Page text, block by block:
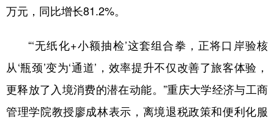
万元，同比增长81.2%。
“‘无纸化+小额抽检’这套组合拳，正将口岸验核
从‘瓶颈’变为‘通道’，效率提升不仅改善了旅客体验，
更释放了入境消费的潜在动能。”重庆大学经济与工商
管理学院教授廖成林表示，离境退税政策和便利化服